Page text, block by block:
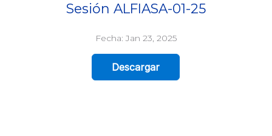
Sesión ALFIASA-01-25
Fecha: Jan 23, 2025
Descargar